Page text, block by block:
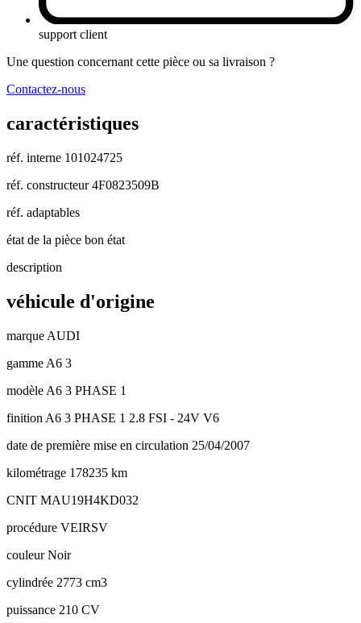
support client
Une question concernant cette pièce ou sa livraison ?
Contactez-nous
caractéristiques
réf. interne 101024725
réf. constructeur 4F0823509B
réf. adaptables
état de la pièce bon état
description
véhicule d'origine
marque AUDI
gamme A6 3
modèle A6 3 PHASE 1
finition A6 3 PHASE 1 2.8 FSI - 24V V6
date de première mise en circulation 25/04/2007
kilométrage 178235 km
CNIT MAU19H4KD032
procédure VEIRSV
couleurNoir
cylindrée 2773 cm3
puissance 210 CV